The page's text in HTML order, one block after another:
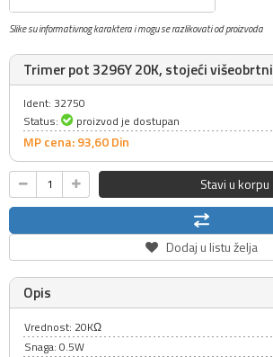
Slike su informativnog karaktera i mogu se razlikovati od proizvoda
Trimer pot 3296Y 20K, stojeći višeobrtni
Ident: 32750
Status:
proizvod je dostupan
MP cena: 93,60Din
Stavi u korpu
Dodaj u listu želja
Opis
Vrednost: 20KΩ
Snaga: 0.5W